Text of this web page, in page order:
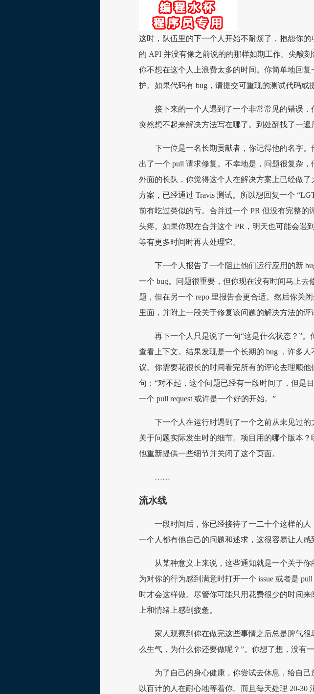
这时，队伍里的下一个人开始不耐烦了，抱怨你
的 API 并没有像之前说的的那样如期工作。尖酸
你不想在这个人上浪费太多的时间。你简单地回
护。如果代码有 bug，请提交可重现的测试代码或提
接下来的一个人遇到了一个非常常见的错误
突然想不起来解决方法写在哪了。到处翻找了一遍
下一位是一名长期贡献者，你记得他的名字
出了一个 pull 请求修复。不幸地是，问题很复杂
外面的长队，你觉得这个人在解决方案上已经做
方案，已经通过 Travis 测试。所以想回复一个
前有吃过类似的亏。合并过一个 PR 但没有完整的
头疼。如果你现在合并这个 PR，明天也可能会遇
等有更多时间时再去处理它。
下一个人报告了一个阻止他们运行应用的新
一个 bug。问题很重要，但你现在没有时间马上去
题，但在另一个 repo 里报告会更合适。然后你关
里面，并附上一段关于修复该问题的解决方法的评
再下一个人只是说了一句“这是什么状态？”
查看上下文。结果发现是一个长期的 bug ，许多
议。你需要花很长的时间看完所有的评论去理顺
句：“对不起，这个问题已经有一段时间了，但是
一个 pull request 或许是一个好的开始。”
下一个人在运行时遇到了一个之前从未见过
关于问题实际发生时的细节。项目用的哪个版本
他重新提供一些细节并关闭了这个页面。
……
流水线
一段时间后，你已经接待了一二十个这样的
一个人都有他自己的问题和述求，这很容易让人感
从某种意义上来说，这些通知就是一个关于
为对你的行为感到满意时打开一个 issue 或者是
时才会这样做。尽管你可能只用花费很少的时间
上和情绪上感到疲惫。
家人观察到你在做完这些事情之后总是脾气
么生气，为什么你还要做呢？”。你想了想，没有
为了自己的身心健康，你尝试去休息，给自
以百计的人在耐心地等着你。而且每天处理 20-30